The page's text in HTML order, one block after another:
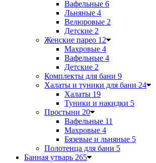
Вафельные 6
Льняные 4
Велюровые 2
Детские 2
Женские парео 12
Махровые 4
Вафельные 4
Детские 2
Комплекты для бани 9
Халаты и туники для бани 24
Халаты 19
Туники и накидки 5
Простыни 20
Вафельные 11
Махровые 4
Бязевые и льняные 5
Полотенца для бани 5
Банная утварь 265